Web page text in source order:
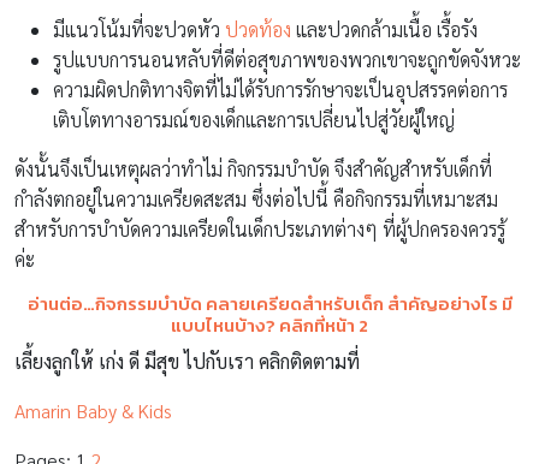
มีแนวโน้มที่จะปวดหัว ปวดท้อง และปวดกล้ามเนื้อ เรื้อรัง
รูปแบบการนอนหลับที่ดีต่อสุขภาพของพวกเขาจะถูกขัดจังหวะ
ความผิดปกติทางจิตที่ไม่ได้รับการรักษาจะเป็นอุปสรรคต่อการ
เติบโตทางอารมณ์ของเด็กและการเปลี่ยนไปสู่วัยผู้ใหญ่
ดังนั้นจึงเป็นเหตุผลว่าทำไม่ กิจกรรมบำบัด จึงสำคัญสำหรับเด็กที่
กำลังตกอยู่ในความเครียดสะสม ซึ่งต่อไปนี้ คือกิจกรรมที่เหมาะสม
สำหรับการบำบัดความเครียดในเด็กประเภทต่างๆ ที่ผู้ปกครองควรรู้
ค่ะ
อ่านต่อ…กิจกรรมบำบัด คลายเครียดสำหรับเด็ก สำคัญอย่างไร มี
แบบไหนบ้าง? คลิกที่หน้า 2
เลี้ยงลูกให้ เก่ง ดี มีสุข ไปกับเรา คลิกติดตามที่
Amarin Baby & Kids